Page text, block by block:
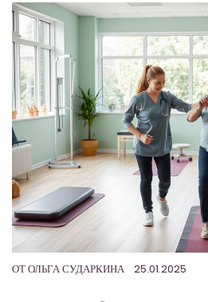
ОТОЛЬГА СУДАРКИНА 25.01.2025